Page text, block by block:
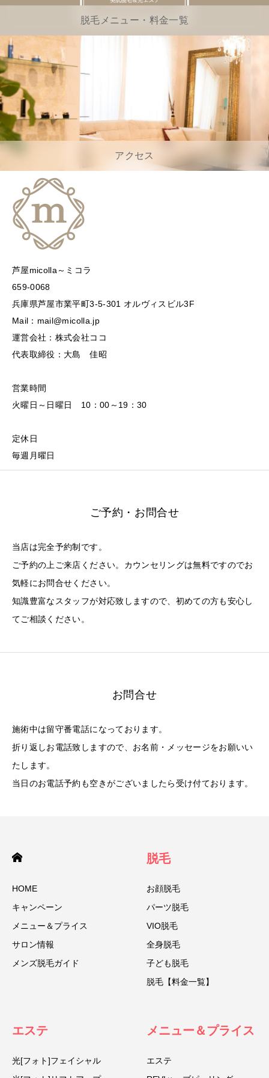
脱毛メニュー・料金一覧
アクセス
芦屋micolla～ミコラ
659-0068
兵庫県芦屋市業平町3-5-301 オルヴィスビル3F
Mail：mail@micolla.jp
運営会社：株式会社ココ
代表取締役：大島 佳昭
営業時間
火曜日～日曜日 10：00～19：30
定休日
毎週月曜日
ご予約・お問合せ
当店は完全予約制です。
ご予約の上ご来店ください。カウンセリングは無料ですのでお
気軽にお問合せください。
知識豊富なスタッフが対応致しますので、初めての方も安心し
てご相談ください。
お問合せ
施術中は留守番電話になっております。
折り返しお電話致しますので、お名前・メッセージをお願いい
たします。
当日のお電話予約も空きがございましたら受け付ております。
HOME
キャンペーン
メニュー＆プライス
サロン情報
メンズ脱毛ガイド
脱毛
お顔脱毛
パーツ脱毛
VIO脱毛
全身脱毛
子ども脱毛
脱毛【料金一覧】
エステ
光[フォト]フェイシャル
メニュー＆プライス
エステ